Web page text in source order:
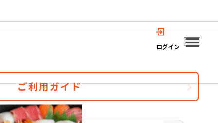
ログイン
ご利用ガイド